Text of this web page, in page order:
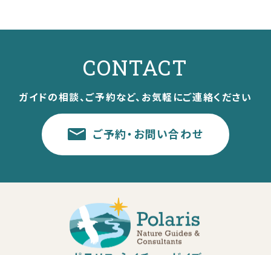
CONTACT
ガイドの相談、ご予約など、お気軽にご連絡ください
ご予約・お問い合わせ